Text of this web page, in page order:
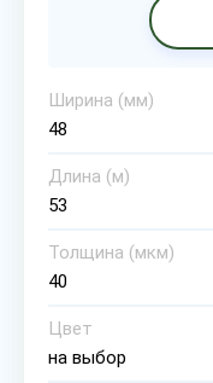
Ширина (мм)
48
Длина (м)
53
Толщина (мкм)
40
Цвет
на выбор